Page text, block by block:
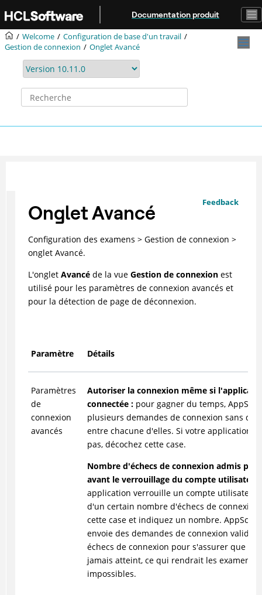
Aller au contenu principal
Documentation produit
Welcome
Configuration de base d'un travail
Gestion de connexion
Onglet Avancé
Feedback
Onglet Avancé
Configuration des examens > Gestion de connexion >
onglet Avancé.
L'onglet Avancéde la vue Gestion de connexionest
utilisé pour les paramètres de connexion avancés et
pour la détection de page de déconnexion.
Paramètre Détails
Paramètres
de
connexion
avancés
Autoriser la connexion même si
connectée :pour gagner du temps,
plusieurs demandes de connexion sans
entre chacune d'elles. Si votre application
pas, décochez cette case.
Nombre d'échecs de connexion admis par
avant le verrouillage du compte utilisateur
application verrouille un compte utilisateur
d'un certain nombre d'échecs de connexion,
cette case et indiquez un nombre. AppScan
envoie des demandes de connexion valides
échecs de connexion pour s'assurer que ce
jamais atteint, ce qui rendrait les examens
impossibles.